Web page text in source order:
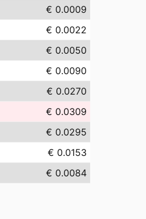
€ 0.0009
€ 0.0022
€ 0.0050
€ 0.0090
€ 0.0270
€ 0.0309
€ 0.0295
€ 0.0153
€ 0.0084